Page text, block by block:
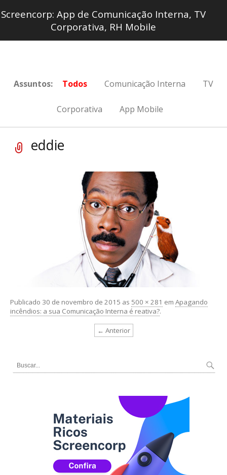
Screencorp: App de Comunicação Interna, TV
Corporativa, RH Mobile
Assuntos: Todos Comunicação Interna TV
Corporativa App Mobile
eddie
Publicado 30 de novembro de 2015 as 500 × 281 em Apagando
incêndios: a sua Comunicação Interna é reativa?.
← Anterior